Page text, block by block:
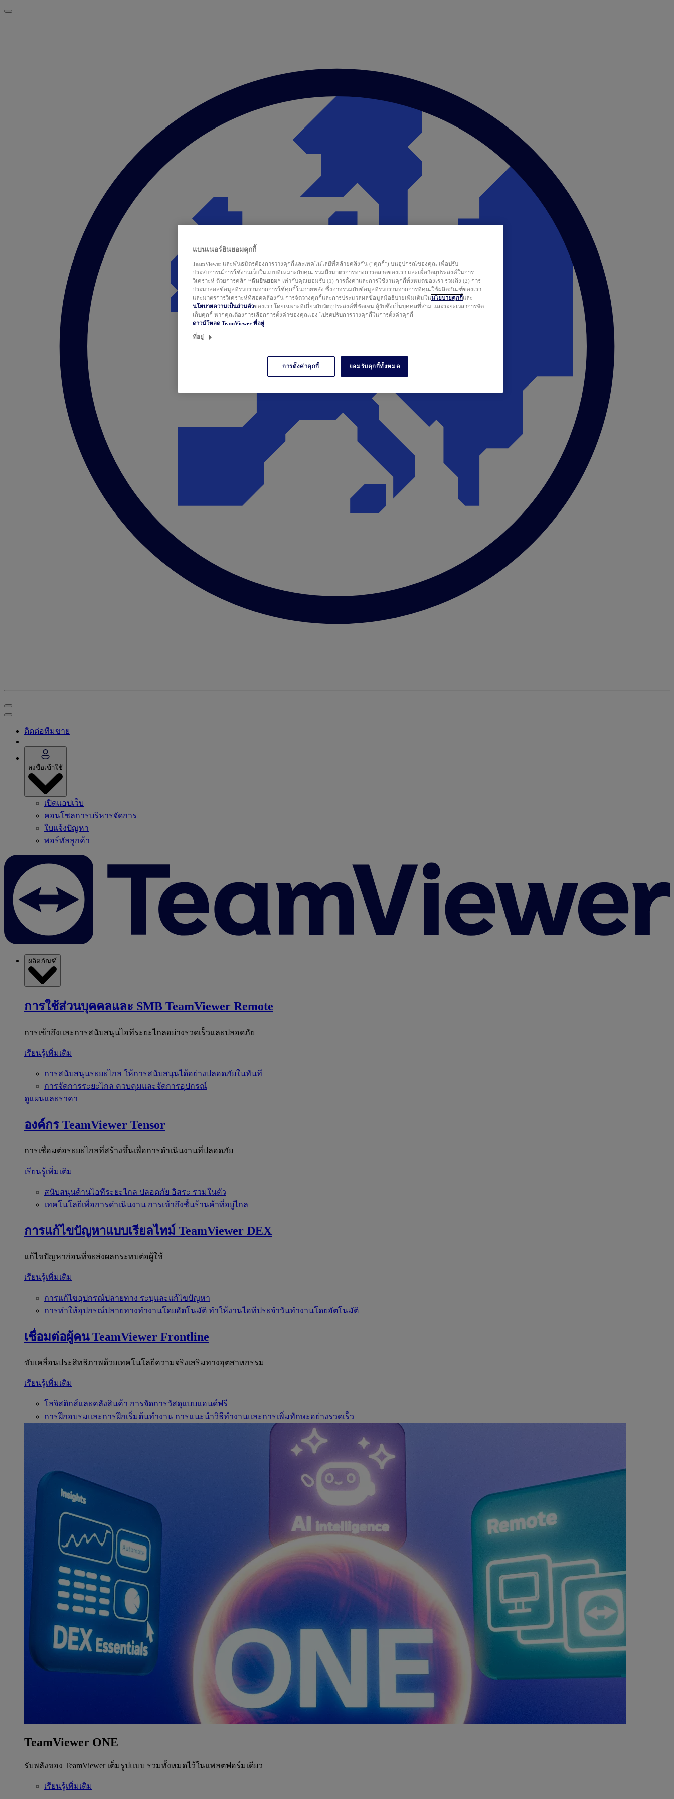
ติดต่อทีมขาย
ลงชื่อเข้าใช้
เปิดแอปเว็บ
คอนโซลการบริหารจัดการ
ใบแจ้งปัญหา
พอร์ทัลลูกค้า
ผลิตภัณฑ์
การใช้ส่วนบุคคลและ SMB TeamViewer Remote
การเข้าถึงและการสนับสนุนไอทีระยะไกลอย่างรวดเร็วและปลอดภัย
เรียนรู้เพิ่มเติม
การสนับสนุนระยะไกล ให้การสนับสนุนได้อย่างปลอดภัยในทันที
การจัดการระยะไกล ควบคุมและจัดการอุปกรณ์
ดูแผนและราคา
องค์กร TeamViewer Tensor
การเชื่อมต่อระยะไกลที่สร้างขึ้นเพื่อการดำเนินงานที่ปลอดภัย
เรียนรู้เพิ่มเติม
สนับสนุนด้านไอทีระยะไกล ปลอดภัย อิสระ รวมในตัว
เทคโนโลยีเพื่อการดำเนินงาน การเข้าถึงชั้นร้านค้าที่อยู่ไกล
การแก้ไขปัญหาแบบเรียลไทม์ TeamViewer DEX
แก้ไขปัญหาก่อนที่จะส่งผลกระทบต่อผู้ใช้
เรียนรู้เพิ่มเติม
การแก้ไขอุปกรณ์ปลายทาง ระบุและแก้ไขปัญหา
การทำให้อุปกรณ์ปลายทางทำงานโดยอัตโนมัติ ทำให้งานไอทีประจำวันทำงานโดยอัตโนมัติ
เชื่อมต่อผู้คน TeamViewer Frontline
ขับเคลื่อนประสิทธิภาพด้วยเทคโนโลยีความจริงเสริมทางอุตสาหกรรม
เรียนรู้เพิ่มเติม
โลจิสติกส์และคลังสินค้า การจัดการวัสดุแบบแฮนด์ฟรี
การฝึกอบรมและการฝึกเริ่มต้นทำงาน การแนะนำวิธีทำงานและการเพิ่มทักษะอย่างรวดเร็ว
TeamViewer ONE
รับพลังของ TeamViewer เต็มรูปแบบ รวมทั้งหมดไว้ในแพลตฟอร์มเดียว
เรียนรู้เพิ่มเติม
แบนเนอร์ยินยอมคุกกี้
TeamViewer และพันธมิตรต้องการวางคุกกี้และเทคโนโลยีที่คล้ายคลึงกัน (“คุกกี้”) บนอุปกรณ์ของคุณ เพื่อปรับ
ประสบการณ์การใช้งานเว็บในแบบที่เหมาะกับคุณ รวมถึงมาตรการทางการตลาดของเรา และเพื่อวัตถุประสงค์ในการ
วิเคราะห์ ด้วยการคลิก “ฉันยินยอม” เท่ากับคุณยอมรับ (1) การตั้งค่าและการใช้งานคุกกี้ทั้งหมดของเรา รวมถึง (2) การ
ประมวลผลข้อมูลที่รวบรวมจากการใช้คุกกี้ในภายหลัง ซึ่งอาจรวมกับข้อมูลที่รวบรวมจากการที่คุณใช้ผลิตภัณฑ์ของเรา
และมาตรการวิเคราะห์ที่สอดคล้องกัน การจัดวางคุกกี้และการประมวลผลข้อมูลมีอธิบายเพิ่มเติมในนโยบายคุกกี้และ
นโยบายความเป็นส่วนตัวของเรา โดยเฉพาะที่เกี่ยวกับวัตถุประสงค์ที่ชัดเจน ผู้รับซึ่งเป็นบุคคลที่สาม และระยะเวลาการจัด
เก็บคุกกี้ หากคุณต้องการเลือกการตั้งค่าของคุณเอง โปรดปรับการวางคุกกี้ในการตั้งค่าคุกกี้
ดาวน์โหลด TeamViewer ที่อยู่
ที่อยู่
การตั้งค่าคุกกี้ ยอมรับคุกกี้ทั้งหมด